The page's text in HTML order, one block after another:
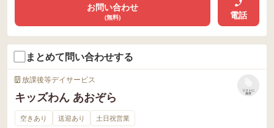
お問い合わせ
(無料) 電話
まとめて問い合わせする
放課後等デイサービス
キッズわん あおぞら
リストに
保存
空きあり 送迎あり 土日祝営業